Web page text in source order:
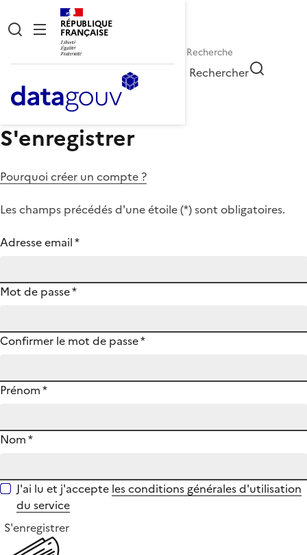
RÉPUBLIQUE
FRANÇAISE
Rechercher
S'enregistrer
Pourquoi créer un compte ?
Les champs précédés d'une étoile (*) sont obligatoires.
Adresse email*
Mot de passe*
Confirmer le mot de passe*
Prénom*
Nom*
J'ai lu et j'accepte les conditions générales d'utilisation
du service
S'enregistrer